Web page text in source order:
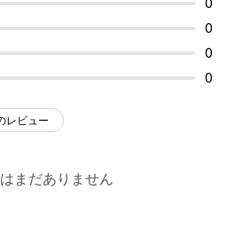
0
0
0
0
レビュー
まだありません